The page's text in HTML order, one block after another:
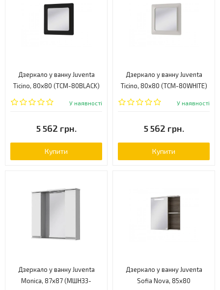
Дзеркало у ванну Juventa
Ticino, 80x80 (TСM-80BLACK)
У наявності
5 562 грн.
Купити
Дзеркало у ванну Juventa
Ticino, 80x80 (TСM-80WHITE)
У наявності
5 562 грн.
Купити
Дзеркало у ванну Juventa
Monica, 87x87 (МШНЗ3-
Дзеркало у ванну Juventa
Sofia Nova, 85x80